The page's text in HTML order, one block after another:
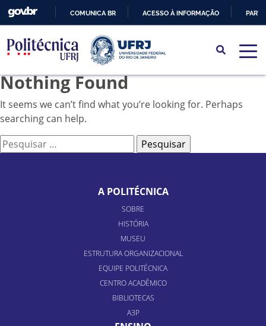
PARA
O
CONTEÚDO
COMUNICA BR ACESSO À INFORMAÇÃO
Nothing Found
It seems we can’t find what you’re looking for. Perhaps
searching can help.
Pesquisar
por:
A POLITÉCNICA
SOBRE
HISTÓRIA
MUSEU
ESTRUTURA ORGANIZACIONAL
EQUIPE POLITÉCNICA
CENTRO ACADÊMICO
BIBLIOTECAS
A3P